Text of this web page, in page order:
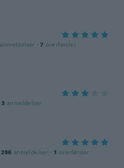
anmeldelser · 7 overførsler
3 anmeldelser
286 anmeldelser · 1 overførsler